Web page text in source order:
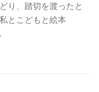
り、踏切を渡ったと
とこどもと絵本